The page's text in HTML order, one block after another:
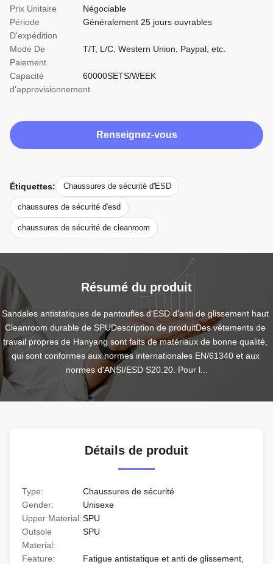
Prix Unitaire
Négociable
Période
D'expédition
Généralement 25 jours ouvrables
Mode De
Paiement
T/T, L/C, Western Union, Paypal, etc.
Capacité
d'approvisionnement
60000SETS/WEEK
Renseignez-vous
Étiquettes: Chaussures de sécurité d'ESD
chaussures de sécurité d'esd
chaussures de sécurité de cleanroom
Résumé du produit
Sandales antistatiques de pantoufles d'ESD d'anti de glissement haut
Cleanroom durable de SPUDescription de produitDes vêtements de
travail propres de Hanyang sont faits de matériaux de bonne qualité,
qui sont conformes aux normes internationales EN/61340 et aux
normes d'ANSI/ESD S20.20. Pour l...
Détails de produit
Type:
Chaussures de sécurité
Gender:
Unisexe
Upper Material:SPU
Outsole
Material:
SPU
Feature:
Fatigue antistatique et anti de glissement,